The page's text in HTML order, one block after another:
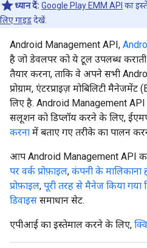
ध्यान दें: Google Play EMM API का
लिए गाइडदेखें.
Android Management API,
है जो डेवलपर को ये टूल उपलब्ध
तैयार करना, ताकि वे अपने सभी
प्रोग्राम, एंटरप्राइज़ मोबिलिटी
लिए है. Android Management API
सलूशन को डिप्लॉय करने के लिए,
करना में बताए गए तरीके का पालन
आप Android Management API
पर वर्क प्रोफ़ाइल, कंपनी के मालिकाना
प्रोफ़ाइल, पूरी तरह से मैनेज किया गया
डिवाइस समाधान सेट.
एपीआई का इस्तेमाल करने के लिए,